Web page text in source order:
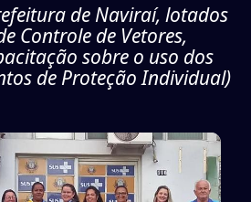
de Naviraí, lotados
Controle de Vetores,
sobre o uso dos
de Proteção Individual)